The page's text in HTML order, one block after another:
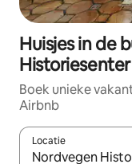
Huisjes in de
Historiesenter
Boek unieke
Airbnb
Locatie
Wanneer er